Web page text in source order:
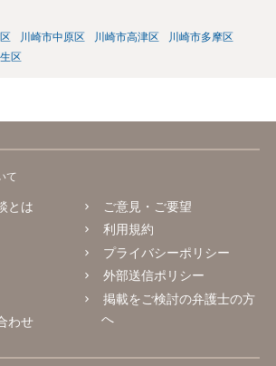
川崎市中原区 川崎市高津区
川崎市多摩区
区
て
とは
わせ
ご意見・ご要望
利用規約
プライバシーポリシー
外部送信ポリシー
掲載をご検討の弁護士の方
へ